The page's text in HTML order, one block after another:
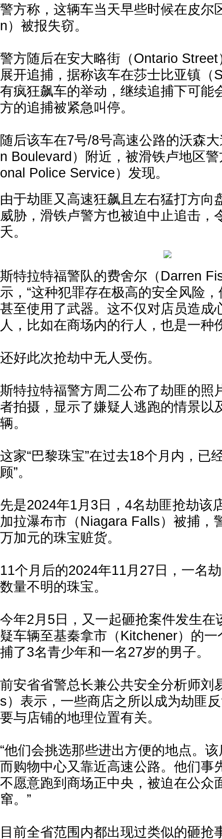
警方称，这辆车当天早些时候在皮尔
n）被报失窃。
警方随后在安大略街（Ontario
展开追捕，据称该车在莎士比亚镇（
有疯狂飙车的举动，继续追捕下可能
方的追捕被紧急叫停。
随后该车在7号/8号高速公路的沃森
n Boulevard）附近，被滑铁卢地区
onal Police Service）发现。
由于劫匪又高速狂飙且左右猛打方向
威胁，滑铁卢警方也被迫中止追击，
夭。
斯特拉特福警队的费舍尔（Darren
示，“这种犯罪存在极高的安全风险
甚至使用了武器。这不仅对店员造成
人，比如在商场内的行人，也是一种
还好此次抢劫中无人受伤。
斯特拉特福警方周二公布了劫匪的照
者拍摄，显示了嫌疑人逃跑的情景以
辆。
这家“巴黎珠宝”在过去18个月内，已
顾”。
先是2024年1月3日，4名劫匪抢劫该
加拉瀑布市（Niagara Falls）被捕，
万加元的珠宝赃货。
11个月后的2024年11月27日，一名
数量不明的珠宝。
今年2月5日，又一起砸抢案件发生在
疑车辆至基秦拿市（Kitchener）的
捕了3名青少年和一名27岁的男子。
前安省省警总长兼公共安全分析师刘
s）表示，一些商店之所以成为劫匪
要与店铺的地理位置有关。
“他们会挑选那些进出方便的地点。
而购物中心又靠近高速公路。他们事
不愿意跑到商场正中央，被迫在公众
窜。”
目前全省范围内都出现过类似的砸抢